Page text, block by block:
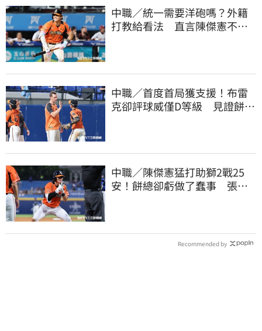
中職／統一需要洋砲嗎？外籍
打教給看法 直言陳傑憲不能
中職／首度首局獲支援！布雷
克卻評球威僅D等級 見證餅總
中職／陳傑憲猛打助獅2戰25
安！餅總卻虧做了蠢事 張翔
Recommended by